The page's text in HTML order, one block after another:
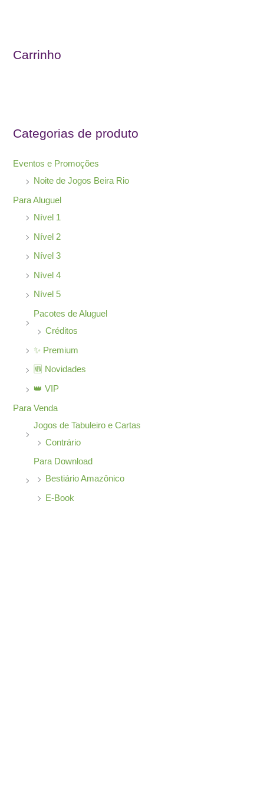
p
r
Carrinho
Categorias de produto
Eventos e Promoções
Noite de Jogos Beira Rio
Para Aluguel
Nível 1
Nível 2
Nível 3
Nível 4
Nível 5
Pacotes de Aluguel
Créditos
✨ Premium
🆕 Novidades
👑 VIP
Para Venda
Jogos de Tabuleiro e Cartas
Contrário
Para Download
Bestiário Amazônico
E-Book